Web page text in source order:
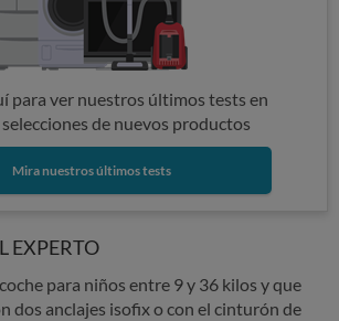
para ver nuestros últimos tests en
de nuevos productos
Mira nuestros últimos tests
EXPERTO
para niños entre 9 y 36 kilos y que
dos anclajes isofix o con el cinturón de